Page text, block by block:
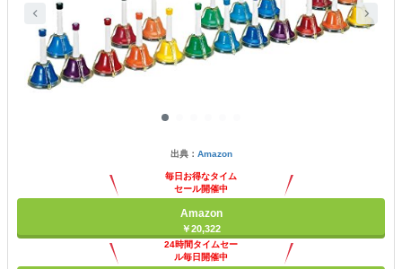
出典： Amazon
毎日お得なタイム
セール開催中
Amazon
￥20,322
24時間タイムセー
ル毎日開催中